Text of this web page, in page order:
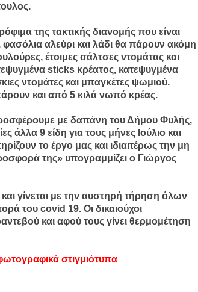
της τακτικής διανομής που είναι
αλεύρι και λάδι θα πάρουν ακόμη
έτοιμες σάλτσες ντομάτας και
sticks κρέατος, κατεψυγμένα
ντομάτες και μπαγκέτες ψωμιού.
και από 5 κιλά νωπό κρέας.
με δαπάνη του Δήμου Φυλής,
άλλα 9 είδη για τους μήνες Ιούλιο και
το έργο μας και ιδιαιτέρως την μη
της» υπογραμμίζει ο Γιώργος
γίνεται με την αυστηρή τήρηση όλων
του covid 19. Οι δικαιούχοι
και αφού τους γίνει θερμομέτηση
στιγμιότυπα